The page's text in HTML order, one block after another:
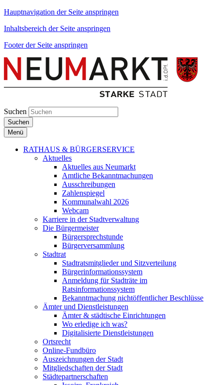
Hauptnavigation der Seite anspringen
Inhaltsbereich der Seite anspringen
Footer der Seite anspringen
Suchen
Suchen
Menü
RATHAUS & BÜRGERSERVICE
Aktuelles
Aktuelles aus Neumarkt
Amtliche Bekanntmachungen
Ausschreibungen
Zahlenspiegel
Kommunalwahl 2026
Webcam
Karriere in der Stadtverwaltung
Die Bürgermeister
Bürgersprechstunde
Bürgerversammlung
Stadtrat
Stadtratsmitglieder und Sitzverteilung
Bürgerinformationssystem
Anmeldung für Stadträte im
Ratsinformationssystem
Bekanntmachung nichtöffentlicher Beschlüsse
Ämter und Dienstleistungen
Ämter & städtische Einrichtungen
Wo erledige ich was?
Digitalisierte Dienstleistungen
Ortsrecht
Online-Fundbüro
Auszeichnungen der Stadt
Mitgliedschaften der Stadt
Städtepartnerschaften